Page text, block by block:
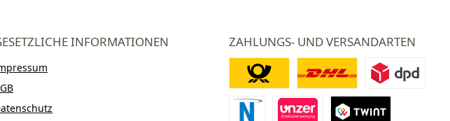
INFORMATIONEN ZAHLUNGS- UND VERSANDARTEN
Deutsche PostDHL DPD